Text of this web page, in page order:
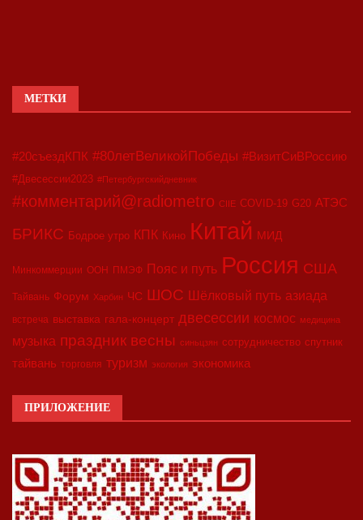
МЕТКИ
#20съездКПК #80летВеликойПобеды #ВизитСиВРоссию
#Двесессии2023 #Петербургскийдневник
#комментарий@radiometro CIIE COVID-19 G20 АТЭС
БРИКС Бодрое утро КПК Кино Китай МИД
Минкоммерции ООН ПМЭФ Пояс и путь Россия США
Тайвань Форум Харбин ЧС ШОС Шёлковый путь азиада
встреча выставка гала-концерт двесессии космос медицина
музыка праздник весны синьцзян сотрудничество спутник
тайвань торговля туризм экология экономика
ПРИЛОЖЕНИЕ